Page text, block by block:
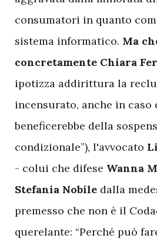
consumatori in quanto
sistema informatico. Ma
concretamente Chiara
ipotizza addirittura la
incensurato, anche in caso
beneficerebbe della
condizionale”), l'avvocato
- colui che difese Wanna
Stefania Nobile dalla
premesso che non è il
querelante: “Perché può